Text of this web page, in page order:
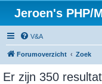
Jeroen's PHP/
V&A
Forumoverzicht Zoek
Er zijn 350